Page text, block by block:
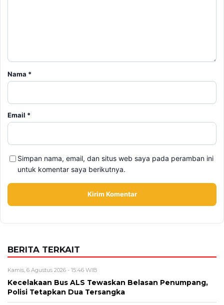
Nama *
Email *
Simpan nama, email, dan situs web saya pada peramban ini
untuk komentar saya berikutnya.
BERITA TERKAIT
Kamis, 6 Agustus 2026 - 15:46 WIB
Kecelakaan Bus ALS Tewaskan Belasan Penumpang,
Polisi Tetapkan Dua Tersangka